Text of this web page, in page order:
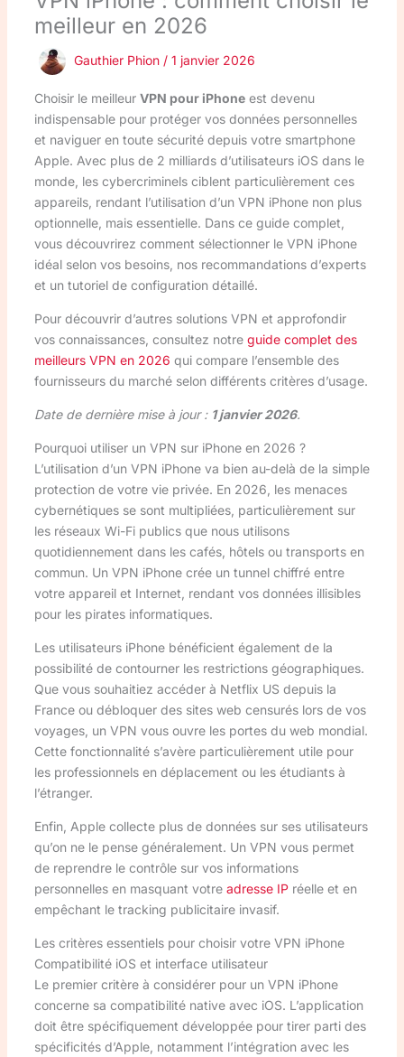
meilleur en 2026
Gauthier Phion / 1 janvier 2026
Choisir le meilleur VPN pour iPhoneest devenu
indispensable pour protéger vos données personnelles
et naviguer en toute sécurité depuis votre smartphone
Apple. Avec plus de 2 milliards d’utilisateurs iOS dans le
monde, les cybercriminels ciblent particulièrement ces
appareils, rendant l’utilisation d’un VPN iPhone non plus
optionnelle, mais essentielle. Dans ce guide complet,
vous découvrirez comment sélectionner le VPN iPhone
idéal selon vos besoins, nos recommandations d’experts
et un tutoriel de configuration détaillé.
Pour découvrir d’autres solutions VPN et approfondir
vos connaissances, consultez notre guide complet des
meilleurs VPN en 2026 qui compare l’ensemble des
fournisseurs du marché selon différents critères d’usage.
Date de dernière mise à jour : 1 janvier 2026.
Pourquoi utiliser un VPN sur iPhone en 2026 ?
L’utilisation d’un VPN iPhone va bien au-delà de la simple
protection de votre vie privée. En 2026, les menaces
cybernétiques se sont multipliées, particulièrement sur
les réseaux Wi-Fi publics que nous utilisons
quotidiennement dans les cafés, hôtels ou transports en
commun. Un VPN iPhone crée un tunnel chiffré entre
votre appareil et Internet, rendant vos données illisibles
pour les pirates informatiques.
Les utilisateurs iPhone bénéficient également de la
possibilité de contourner les restrictions géographiques.
Que vous souhaitiez accéder à Netflix US depuis la
France ou débloquer des sites web censurés lors de vos
voyages, un VPN vous ouvre les portes du web mondial.
Cette fonctionnalité s’avère particulièrement utile pour
les professionnels en déplacement ou les étudiants à
l’étranger.
Enfin, Apple collecte plus de données sur ses utilisateurs
qu’on ne le pense généralement. Un VPN vous permet
de reprendre le contrôle sur vos informations
personnelles en masquant votre adresse IPréelle et en
empêchant le tracking publicitaire invasif.
Les critères essentiels pour choisir votre VPN iPhone
Compatibilité iOS et interface utilisateur
Le premier critère à considérer pour un VPN iPhone
concerne sa compatibilité native avec iOS. L’application
doit être spécifiquement développée pour tirer parti des
spécificités d’Apple, notamment l’intégration avec les